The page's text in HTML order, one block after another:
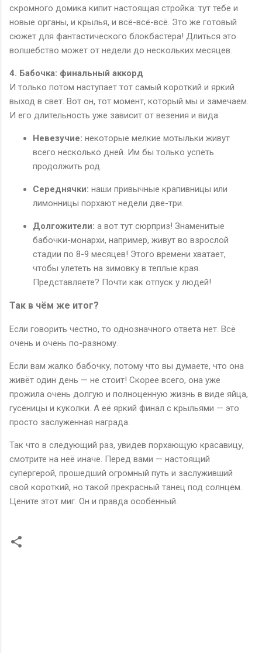
скромного домика кипит настоящая стройка: тут тебе и
новые органы, и крылья, и всё-всё-всё. Это же готовый
сюжет для фантастического блокбастера! Длиться это
волшебство может от недели до нескольких месяцев.
4. Бабочка: финальный аккорд
И только потом наступает тот самый короткий и яркий
выход в свет. Вот он, тот момент, который мы и замечаем.
И его длительность уже зависит от везения и вида.
Невезучие: некоторые мелкие мотыльки живут
всего несколько дней. Им бы только успеть
продолжить род.
Середнячки: наши привычные крапивницы или
лимонницы порхают недели две-три.
Долгожители: а вот тут сюрприз! Знаменитые
бабочки-монархи, например, живут во взрослой
стадии по 8-9 месяцев! Этого времени хватает,
чтобы улететь на зимовку в теплые края.
Представляете? Почти как отпуск у людей!
Так в чём же итог?
Если говорить честно, то однозначного ответа нет. Всё
очень и очень по-разному.
Если вам жалко бабочку, потому что вы думаете, что она
живёт один день — не стоит! Скорее всего, она уже
прожила очень долгую и полноценную жизнь в виде яйца,
гусеницы и куколки. А её яркий финал с крыльями — это
просто заслуженная награда.
Так что в следующий раз, увидев порхающую красавицу,
смотрите на неё иначе. Перед вами — настоящий
супергерой, прошедший огромный путь и заслуживший
свой короткий, но такой прекрасный танец под солнцем.
Цените этот миг. Он и правда особенный.